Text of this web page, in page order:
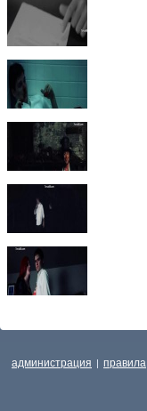
администрация | правила